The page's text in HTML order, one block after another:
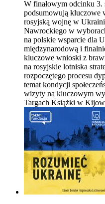
W finałowym odcinku
podsumowują kluczowe
rosyjską wojnę w
Nawrockiego w
na polskie wsparcie dla
międzynarodową i
kluczowe wnioski z
na rosyjskie lotniska
rozpoczętego procesu
temat kondycji
wizyty na kluczowym
Targach Książki w